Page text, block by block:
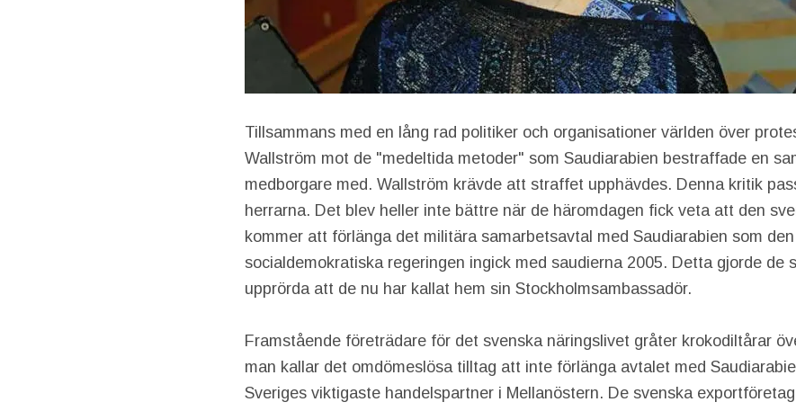
Tillsammans med en lång rad politiker och organisationer världen över
Wallström mot de "medeltida metoder" som Saudiarabien bestraffade en
medborgare med. Wallström krävde att straffet upphävdes. Denna kritik
herrarna. Det blev heller inte bättre när de häromdagen fick veta att den
kommer att förlänga det militära samarbetsavtal med Saudiarabien som
socialdemokratiska regeringen ingick med saudierna 2005. Detta gjorde de
upprörda att de nu har kallat hem sin Stockholmsambassadör.
Framstående företrädare för det svenska näringslivet gråter krokodiltårar
man kallar det omdömeslösa tilltag att inte förlänga avtalet med
Sveriges viktigaste handelspartner i Mellanöstern. De svenska